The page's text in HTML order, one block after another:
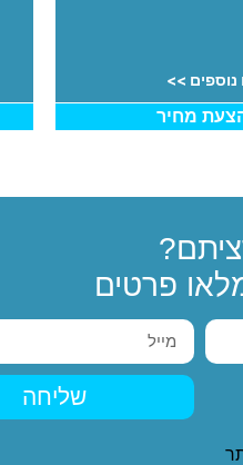
>>
מחיר
פרטים
שליחה